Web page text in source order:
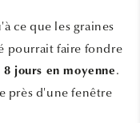
ce que les graines
pourrait faire fondre
8 jours en moyenne .
près d'une fenêtre